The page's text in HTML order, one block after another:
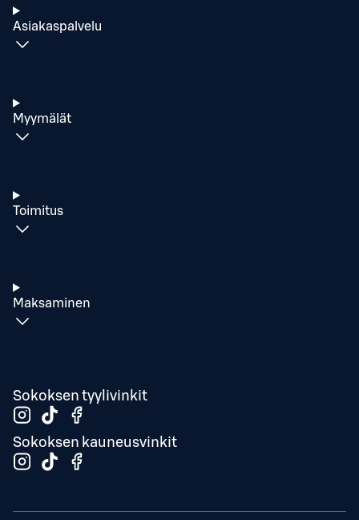
Asiakaspalvelu
Myymälät
Toimitus
Maksaminen
Sokoksen tyylivinkit
Sokoksen kauneusvinkit